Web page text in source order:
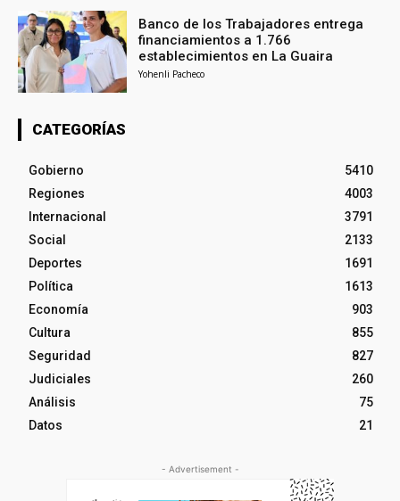
Banco de los Trabajadores entrega
financiamientos a 1.766
establecimientos en La Guaira
Yohenli Pacheco
CATEGORÍAS
Gobierno
5410
Regiones
4003
Internacional
3791
Social
2133
Deportes
1691
Política
1613
Economía
903
Cultura
855
Seguridad
827
Judiciales
260
Análisis
75
Datos
21
- Advertisement -